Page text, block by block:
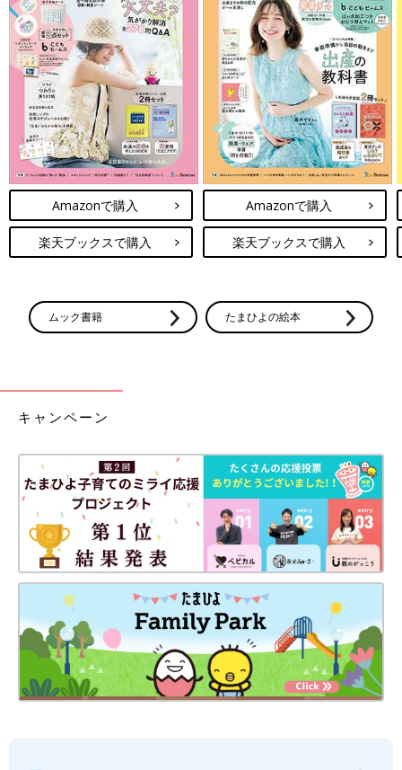
こを押すことで唾液の分泌量が増え、細菌の繁殖を抑制する効果
が期待できます。
心地いい力加減で深呼吸をしながら、上廉泉をゆっくり5秒程度
押しましょう。数回繰り返すと効果的です。口内の乾燥が気にな
るときや日常のふとしたタイミングで行ってみてください。
食べ物と口臭の関係
食べ物と口臭は、密接に関係しています。
口臭を発生させやすい食べ物と抑制する効果のある食べ物をご紹
介します。
口臭を発生させやすい食べ物
にんにくや玉ねぎ、ニラなどには、強い臭いを放つ「アリシン」
が含まれます。アリシンは、体内で酸化されることで硫黄のよう
な臭いを発する悪臭物質に変換されます。この悪臭物質が血流に
乗って肺から放出され、口臭を長引かせる原因になるのです。
口臭が気になる場合は摂取を控えるか、低臭にんにくなど臭いを
抑えた品種を選んでみましょう。
Amazonで購入
楽天ブックスで購入
Amazonで購入
楽天ブックスで購入
ムック書籍 たまひよの絵本
キャンペーン